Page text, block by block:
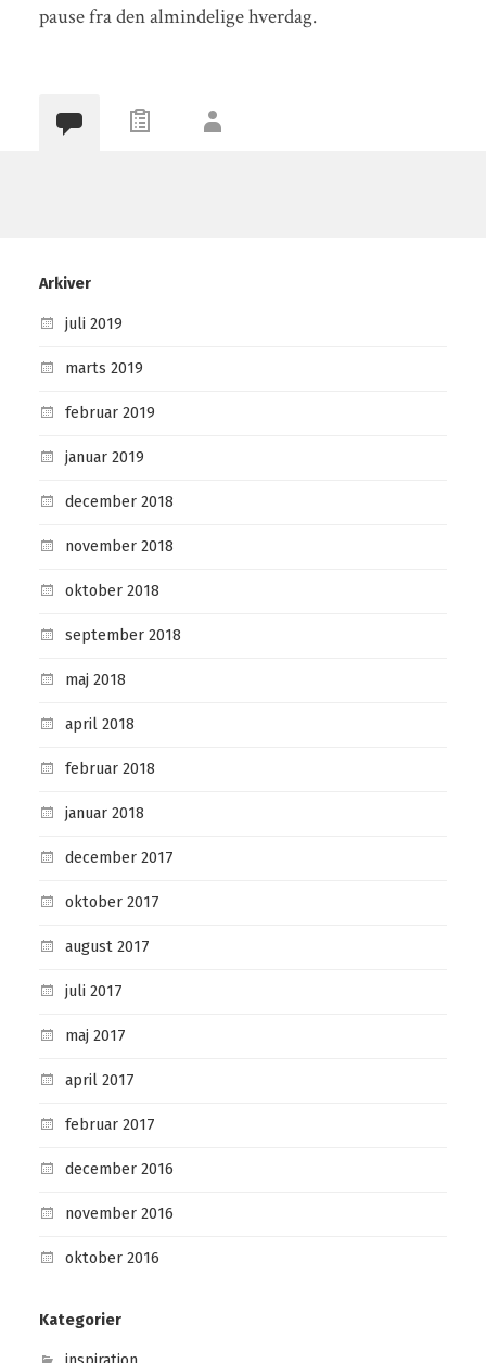
pause fra den almindelige hverdag.
Arkiver
juli 2019
marts 2019
februar 2019
januar 2019
december 2018
november 2018
oktober 2018
september 2018
maj 2018
april 2018
februar 2018
januar 2018
december 2017
oktober 2017
august 2017
juli 2017
maj 2017
april 2017
februar 2017
december 2016
november 2016
oktober 2016
Kategorier